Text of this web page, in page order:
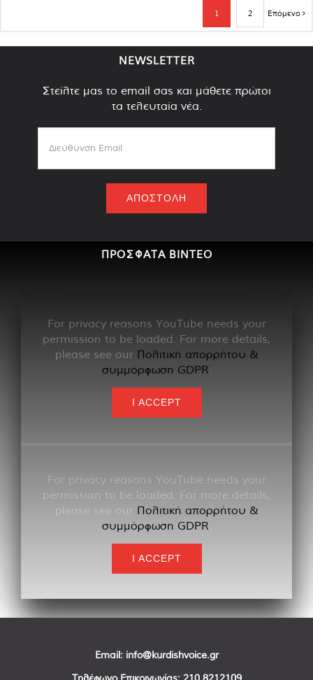
1 2 Επόμενο
NEWSLETTER
Στείλτε μας το email σας και μάθετε πρώτοι
τα τελευταία νέα.
ΠΡΟΣΦΑΤΑ ΒΙΝΤΕΟ
For privacy reasons YouTube needs your
permission to be loaded. For more details,
please see our Πολιτική απορρήτου &
συμμόρφωση GDPR.
I ACCEPT
For privacy reasons YouTube needs your
permission to be loaded. For more details,
please see our Πολιτική απορρήτου &
συμμόρφωση GDPR
I ACCEPT
Email: info@kurdishvoice.gr